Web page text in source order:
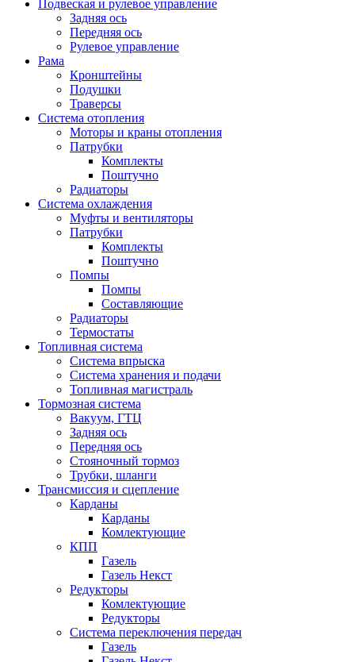
Подвеская и рулевое управление
Задняя ось
Передняя ось
Рулевое управление
Рама
Кронштейны
Подушки
Траверсы
Система отопления
Моторы и краны отопления
Патрубки
Комплекты
Поштучно
Радиаторы
Система охлаждения
Муфты и вентиляторы
Патрубки
Комплекты
Поштучно
Помпы
Помпы
Составляющие
Радиаторы
Термостаты
Топливная система
Система впрыска
Система хранения и подачи
Топливная магистраль
Тормозная система
Вакуум, ГТЦ
Задняя ось
Передняя ось
Стояночный тормоз
Трубки, шланги
Трансмиссия и сцепление
Карданы
Карданы
Комлектующие
КПП
Газель
Газель Некст
Редукторы
Комлектующие
Редукторы
Система переключения передач
Газель